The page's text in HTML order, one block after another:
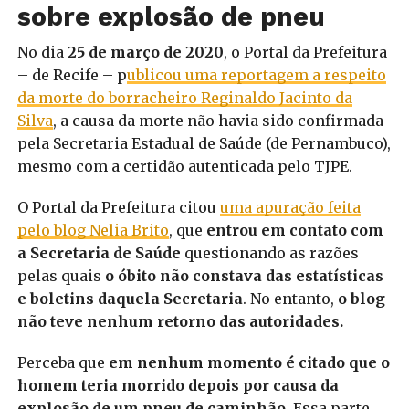
sobre explosão de pneu
No dia 25 de março de 2020, o Portal da Prefeitura
– de Recife – publicou uma reportagem a respeito
da morte do borracheiro Reginaldo Jacinto da
Silva, a causa da morte não havia sido confirmada
pela Secretaria Estadual de Saúde (de Pernambuco),
mesmo com a certidão autenticada pelo TJPE.
O Portal da Prefeitura citou uma apuração feita
pelo blog Nelia Brito, que entrou em contato com
a Secretaria de Saúde questionando as razões
pelas quais o óbito não constava das estatísticas
e boletins daquela Secretaria. No entanto, o blog
não teve nenhum retorno das autoridades.
Perceba que em nenhum momento é citado que o
homem teria morrido depois por causa da